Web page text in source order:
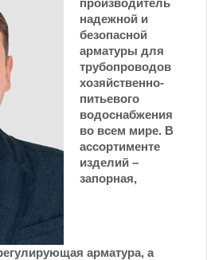
производитель
надежной и
безопасной
арматуры для
трубопроводов
хозяйственно-
питьевого
водоснабжения
во всем мире. В
ассортименте
изделий –
запорная,
арматура, а